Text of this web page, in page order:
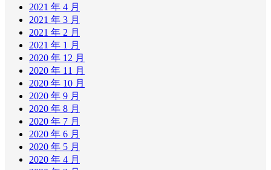
2021 年 4 月
2021 年 3 月
2021 年 2 月
2021 年 1 月
2020 年 12 月
2020 年 11 月
2020 年 10 月
2020 年 9 月
2020 年 8 月
2020 年 7 月
2020 年 6 月
2020 年 5 月
2020 年 4 月